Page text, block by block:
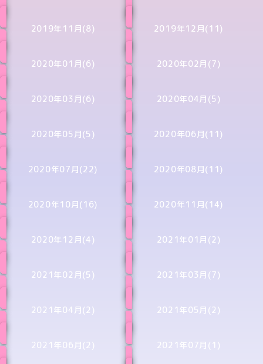
2019年11月(8) 2019年12月(11)
2020年01月(6) 2020年02月(7)
2020年03月(6) 2020年04月(5)
2020年05月(5) 2020年06月(11)
2020年07月(22) 2020年08月(11)
2020年10月(16) 2020年11月(14)
2020年12月(4) 2021年01月(2)
2021年02月(5) 2021年03月(7)
2021年04月(2) 2021年05月(2)
2021年06月(2) 2021年07月(1)